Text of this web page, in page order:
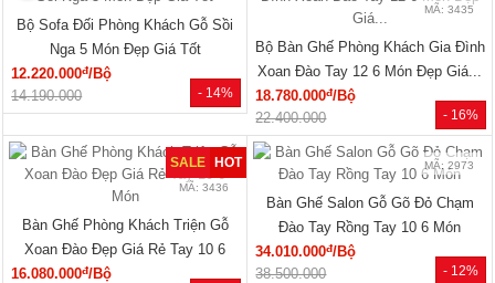
MÃ: 7288
Sồi Màu Óc Chó Thanh Lịch
15.550.000đ /Cái
- 26%
Tủ Áo Gỗ Cao Su Veneer Óc Chó 4
Cánh Dáng Trơn Tối Giản
17.110.000đ /Cái
23.040.000
🔥 Gỗ tự nhiên 100%